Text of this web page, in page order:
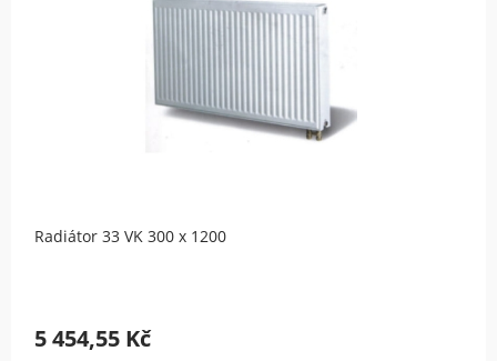
Radiátor 33 VK 300 x 1200
5 454,55 Kč